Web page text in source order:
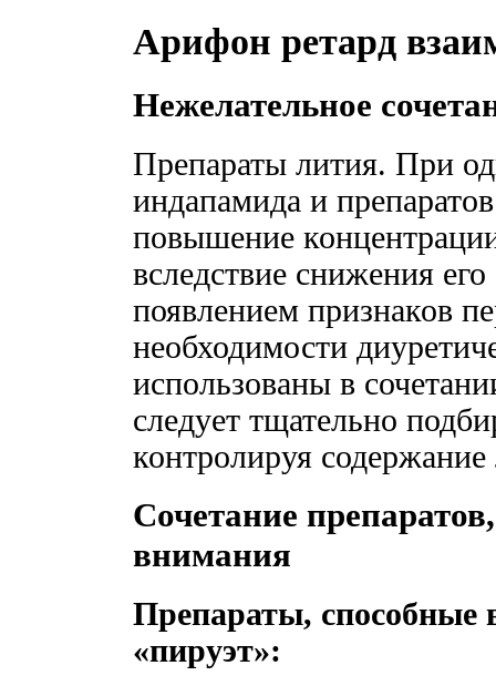
Арифон ретард
Нежелательное
Препараты лития. При
индапамида и
повышение
вследствие снижения
появлением признаков
необходимости
использованы в
следует тщательно
контролируя
Сочетание
внимания
Препараты,
«пируэт»: